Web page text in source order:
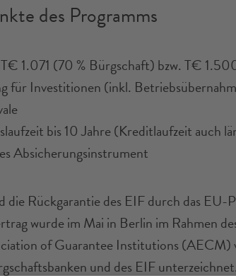
des Programms
1.071 (70 % Bürgschaft) bzw. T€
für Investitionen (inkl.
bis 10 Jahre (Kreditlaufzeit auch
Absicherungsinstrument
die Rückgarantie des EIF durch das EU-
wurde im Mai in Berlin im Rahmen
of Guarantee Institutions
und des EIF unterzeichnet.